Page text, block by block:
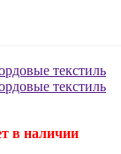
в наличии